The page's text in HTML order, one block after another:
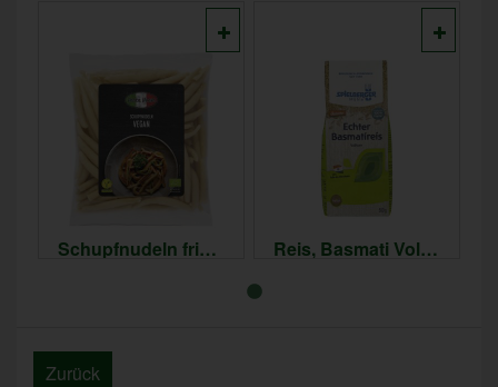
Schupfnudeln frisch, vegan
Reis, Basmati Vollkorn
Zurück